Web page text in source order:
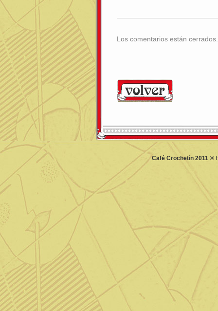
Los comentarios están cerrados.
Café Crochetín 2011 ®